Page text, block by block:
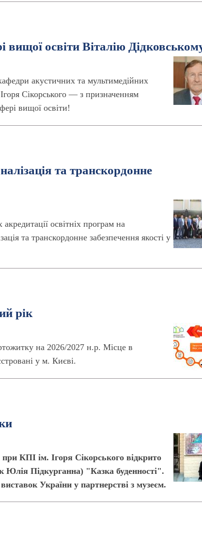
вищої освіти Віталію
акустичних та мультимедійних
Сікорського — з призначенням
вищої освіти!
та транскордонне
освітніх програм на
та транскордонне забезпечення якості у
рік
на 2026/2027 н.р. Місце в
у м. Києві.
КПІ ім. Ігоря Сікорського відкрито
Юлія Підкурганна) "Казка буденності".
України у партнерстві з музеєм.